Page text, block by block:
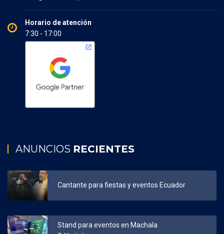
Horario de atención
7:30 - 17:00
ANUNCIOS RECIENTES
Cantante para fiestas y eventos Ecuador
Stand para eventos en Machala